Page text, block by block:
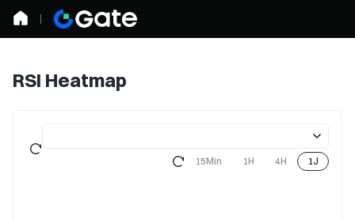
RSI Heatmap
15Min 1H 4H 1J